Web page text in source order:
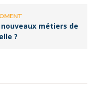
métiers de
?